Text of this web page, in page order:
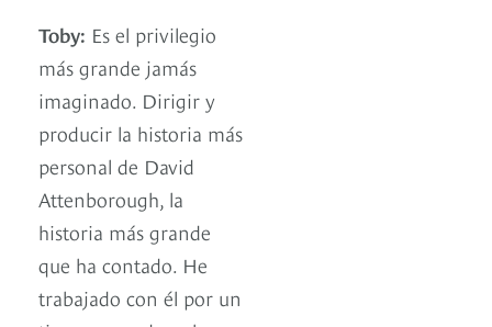
Toby: Es el privilegio
más grande jamás
imaginado. Dirigir y
producir la historia más
personal de David
Attenborough, la
historia más grande
que ha contado. He
trabajado con él por un